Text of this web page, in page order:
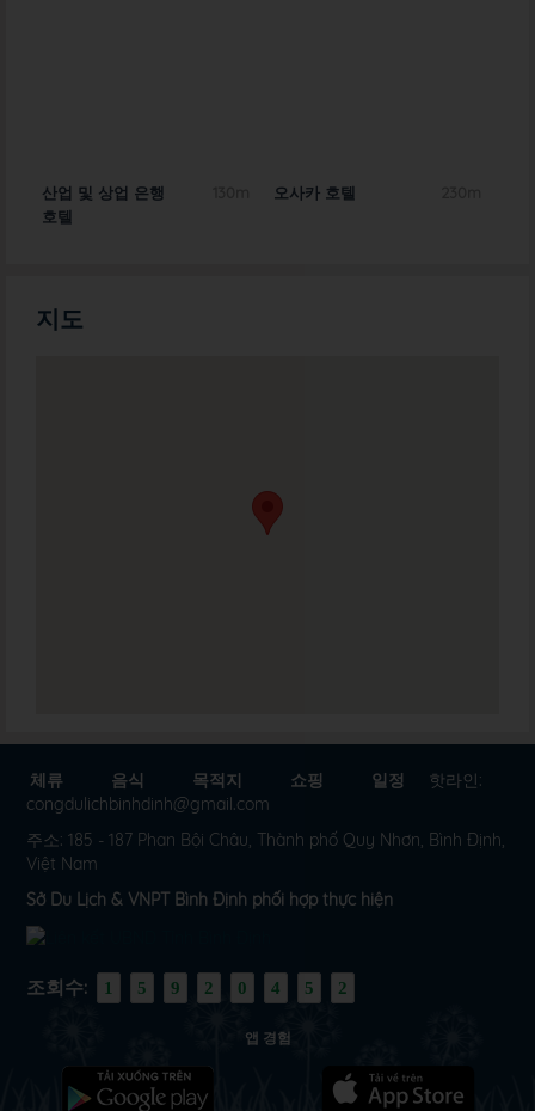
산업 및 상업 은행
호텔
오사카 호텔
지도
체류 음식 목적지 쇼핑 일정
핫라인:
congdulichbinhdinh@gmail.com
주소: 185 - 187 Phan Bội Châu, Thành phố Quy Nhơn, Bình Định,
Việt Nam
Sở Du Lịch & VNPT Bình Định phối hợp thực hiện
조회수: 1 5 9 2 0 4 5 2
앱 경험